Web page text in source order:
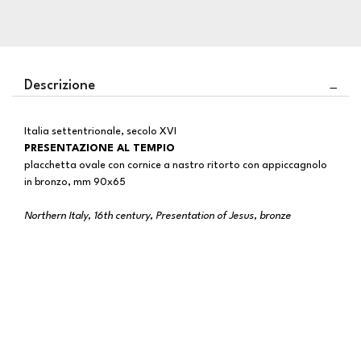
Descrizione
Italia settentrionale, secolo XVI
PRESENTAZIONE AL TEMPIO
placchetta ovale con cornice a nastro ritorto con appiccagnolo
in bronzo, mm 90x65
Northern Italy, 16th century, Presentation of Jesus, bronze